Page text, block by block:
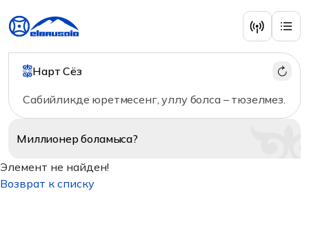
Нарт Сёз
Сабийликде юретмесенг, уллу болса – тюзелмез.
Миллионерболамыса?
Элемент не найден!
Возврат к списку